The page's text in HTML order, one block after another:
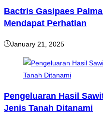
Bactris Gasipaes
Mendapat Perhatian
January 21, 2025
Pengeluaran Hasil
Jenis Tanah Ditanami